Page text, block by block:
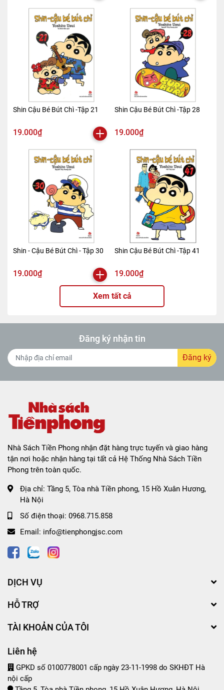
Shin Cậu Bé Bút Chì -Tập 21
19.000₫
Shin Cậu Bé Bút Chì -Tập 28
19.000₫
Shin - Cậu Bé Bút Chì - Tập 30
19.000₫
Shin Cậu Bé Bút Chì -Tập 41
19.000₫
Xem tất cả
Đăng ký nhận tin
Đăng ký
Nhà Sách Tiền Phong nhận đặt hàng trực tuyến và giao hàng
tận nơi hoặc nhận hàng tại tất cả Hệ Thống Nhà Sách Tiền
Phong trên toàn quốc.
Địa chỉ: Tầng 5, Tòa nhà Tiền phong, 15 Hồ Xuân Hương,
Hà Nội
Số điện thoại: 0968.715.858
Email: info@tienphongjsc.com
DỊCH VỤ
HỖ TRỢ
TÀI KHOẢN CỦA TÔI
Liên hệ
GPKD số 0100778001 cấp ngày 23-11-1998 do SKHĐT Hà
nội cấp